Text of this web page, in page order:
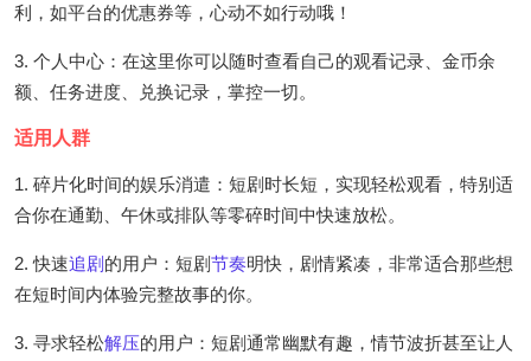
利，如平台的优惠券等，心动不如行动哦！
3. 个人中心：在这里你可以随时查看自己的观看记录、金币余
额、任务进度、兑换记录，掌控一切。
适用人群
1. 碎片化时间的娱乐消遣：短剧时长短，实现轻松观看，特别适
合你在通勤、午休或排队等零碎时间中快速放松。
2. 快速追剧 的用户：短剧节奏明快，剧情紧凑，非常适合那些想
在短时间内体验完整故事的你。
3. 寻求轻松解压的用户：短剧通常幽默有趣，情节波折甚至让人